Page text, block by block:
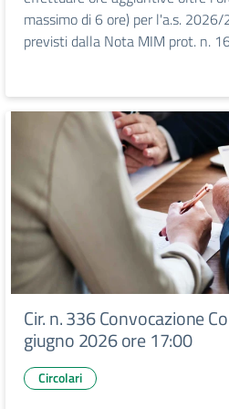
massimo di 6 ore) per l'a.s.
previsti dalla Nota MIM prot. n.
Cir. n. 336 Convocazione
giugno 2026 ore 17:00
Circolari